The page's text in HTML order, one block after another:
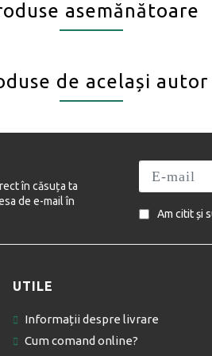
asemănătoare
de același autor
în căsuța ta
de e-mail în
Am citit și
UTILE
Informații despre livrare
Cum comand online?